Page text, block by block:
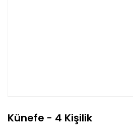
Künefe - 4 Kişilik